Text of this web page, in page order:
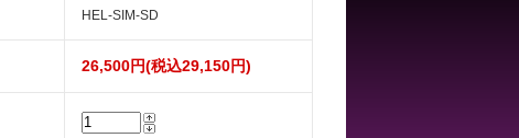
HEL-SIM-SD
26,500円(税込29,150円)